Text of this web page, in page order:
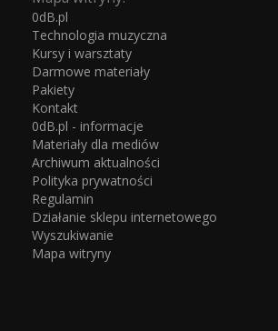
0dB.pl
Technologia muzyczna
Kursy i warsztaty
Darmowe materiały
Pakiety
Kontakt
0dB.pl - informacje
Materiały dla mediów
Archiwum aktualności
Polityka prywatności
Regulamin
Działanie sklepu internetowego
Wyszukiwanie
Mapa witryny